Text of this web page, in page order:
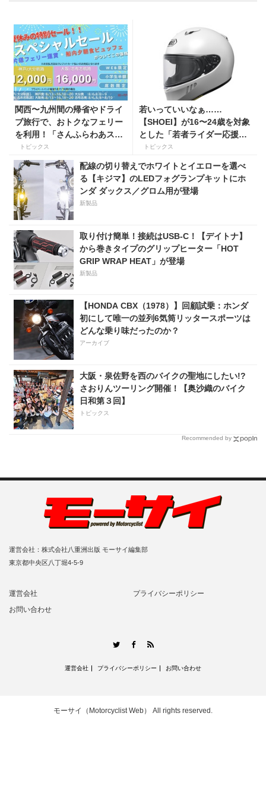
関西〜九州間の帰省やドライ
ブ旅行で、おトクなフェリー
を利用！「さんふらわあスペ
シャルセール」を期間限定で
販売開始
トピックス
若いっていいなぁ……
【SHOEI】が16〜24歳を対象
とした「若者ライダー応援キ
ャンペーン」を実施
トピックス
配線の切り替えでホワイトとイエローを選べ
る【キジマ】のLEDフォグランプキットにホ
ンダ ダックス／グロム用が登場
新製品
取り付け簡単！接続はUSB-C！【デイトナ】
から巻きタイプのグリップヒーター「HOT
GRIP WRAP HEAT」が登場
新製品
【HONDA CBX（1978）】回顧試乗：ホンダ
初にして唯一の並列6気筒リッタースポーツは
どんな乗り味だったのか？
アーカイブ
大阪・泉佐野を西のバイクの聖地にしたい!?
さおりんツーリング開催！【奥沙織のバイク
日和第３回】
トピックス
Recommended by
運営会社：株式会社八重洲出版 モーサイ編集部
東京都中央区八丁堀4-5-9
運営会社
プライバシーポリシー
お問い合わせ
TwitterFacebook
運営会社 プライバシーポリシー お問い合わせ
モーサイ（Motorcyclist Web） All rights reserved.